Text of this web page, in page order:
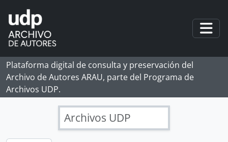
Skip to main content
Plataforma digital de consulta y preservación del
Archivo de Autores ARAU, parte del Programa de
Archivos UDP.
Archivos UDP